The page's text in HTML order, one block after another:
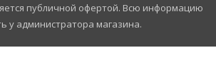
публичной офертой. Всю информацию
у администратора магазина.